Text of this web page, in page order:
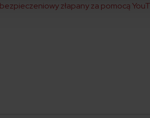
złapany za pomocą